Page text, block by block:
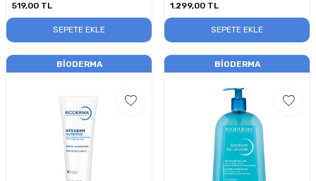
519,00 TL
SEPETE EKLE
1.299,00 TL
SEPETE EKLE
BIODERMA BIODERMA